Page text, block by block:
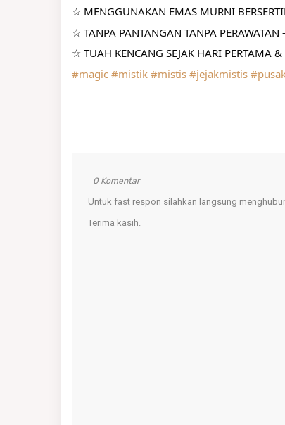
☆ MENGGUNAKAN EMAS MURNI
☆ TANPA PANTANGAN TANPA
☆ TUAH KENCANG SEJAK HARI PERTAMA
#magic #mistik #mistis #jejakmistis
0 Komentar
Untuk fast respon silahkan langsung
Terima kasih.